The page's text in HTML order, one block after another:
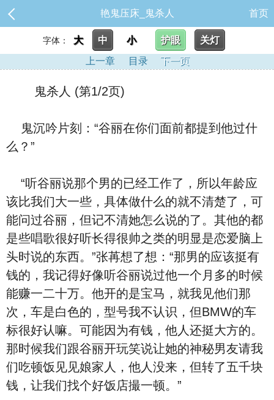
艳鬼压床_鬼杀人 首页
字体： 大 中 小 护眼
关灯
上一章
目录 下一页
鬼杀人 (第1/2页)
鬼沉吟片刻：“谷丽在你们面前都提到他过什
么？”
“听谷丽说那个男的已经工作了，所以年龄应
该比我们大一些，具体做什么的就不清楚了，可
能问过谷丽，但记不清她怎么说的了。其他的都
是些唱歌很好听长得很帅之类的明显是恋爱脑上
头时说的东西。”张苒想了想：“那男的应该挺有
钱的，我记得好像听谷丽说过他一个月多的时候
能赚一二十万。他开的是宝马，就我见他们那
次，车是白色的，型号我不认识，但BMW的车
标很好认嘛。可能因为有钱，他人还挺大方的。
那时候我们跟谷丽开玩笑说让她的神秘男友请我
们吃顿饭见见娘家人，他人没来，但转了五千块
钱，让我们找个好饭店撮一顿。”